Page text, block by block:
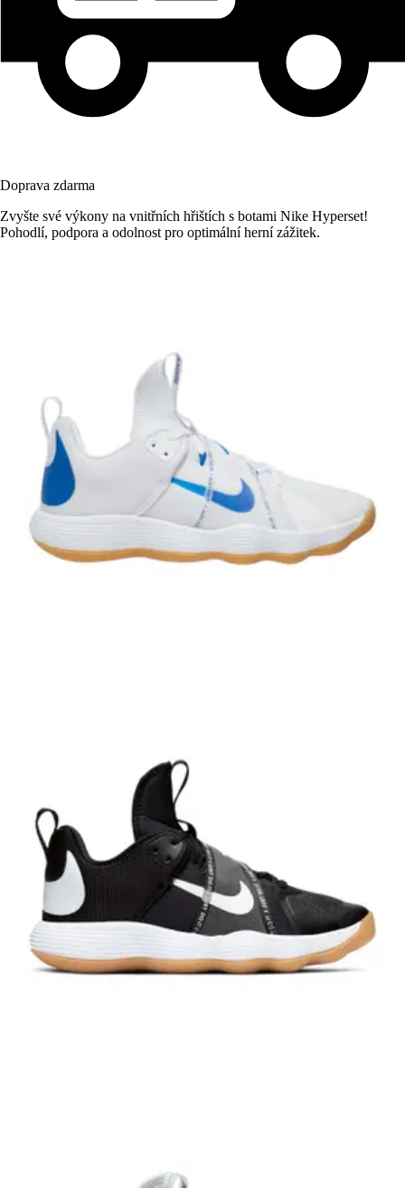
Doprava zdarma
Zvyšte své výkony na vnitřních hřištích s botami Nike Hyperset!
Pohodlí, podpora a odolnost pro optimální herní zážitek.